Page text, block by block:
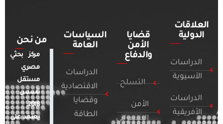
العلاقات
الدولية
الدراسات
الآسيوية
الدراسات
الأفريقية
قضايا
الأمن
والدفاع
التسلح
الأمن
السيبراني
السياسات
العامة
الدراسات
الاقتصادية
وقضايا
الطاقة
من نحن
مركز بحثي
مصري
مستقل
تأسس
2018.
يعتمد على